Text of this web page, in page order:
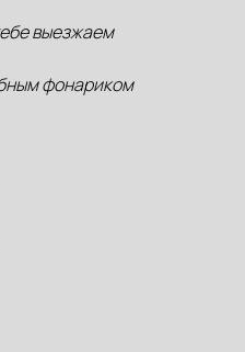
выезжаем
фонариком